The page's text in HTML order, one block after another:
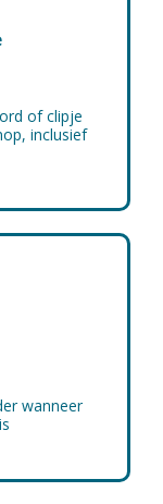
of clipje
inclusief
wanneer